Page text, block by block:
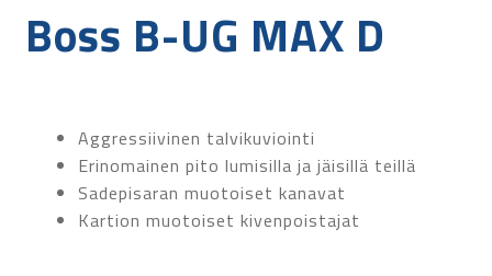
Boss B-UG MAX D
Aggressiivinen talvikuviointi
Erinomainen pito lumisilla ja jäisillä teillä
Sadepisaran muotoiset kanavat
Kartion muotoiset kivenpoistajat